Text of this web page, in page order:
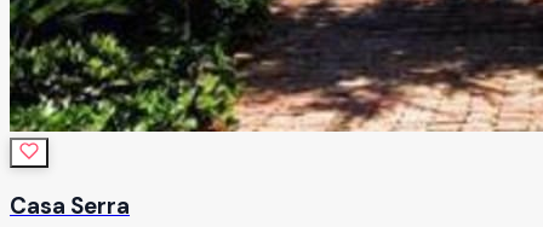
Casa Serra